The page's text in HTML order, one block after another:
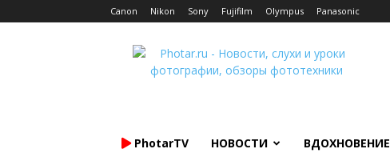
Canon Nikon Sony Fujifilm Olympus Panasonic
Photar.ru
PhotarTV НОВОСТИ ВДОХНОВЕНИЕ